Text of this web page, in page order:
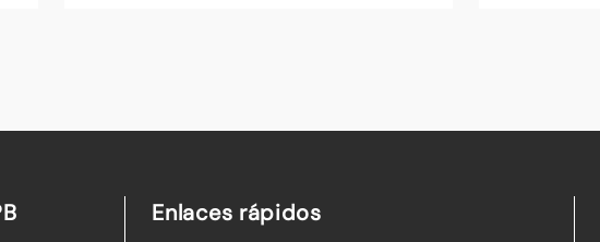
Enlaces rápidos